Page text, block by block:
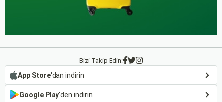
Bizi Takip Edin:
App Store'dan indirin
Google Play'den indirin